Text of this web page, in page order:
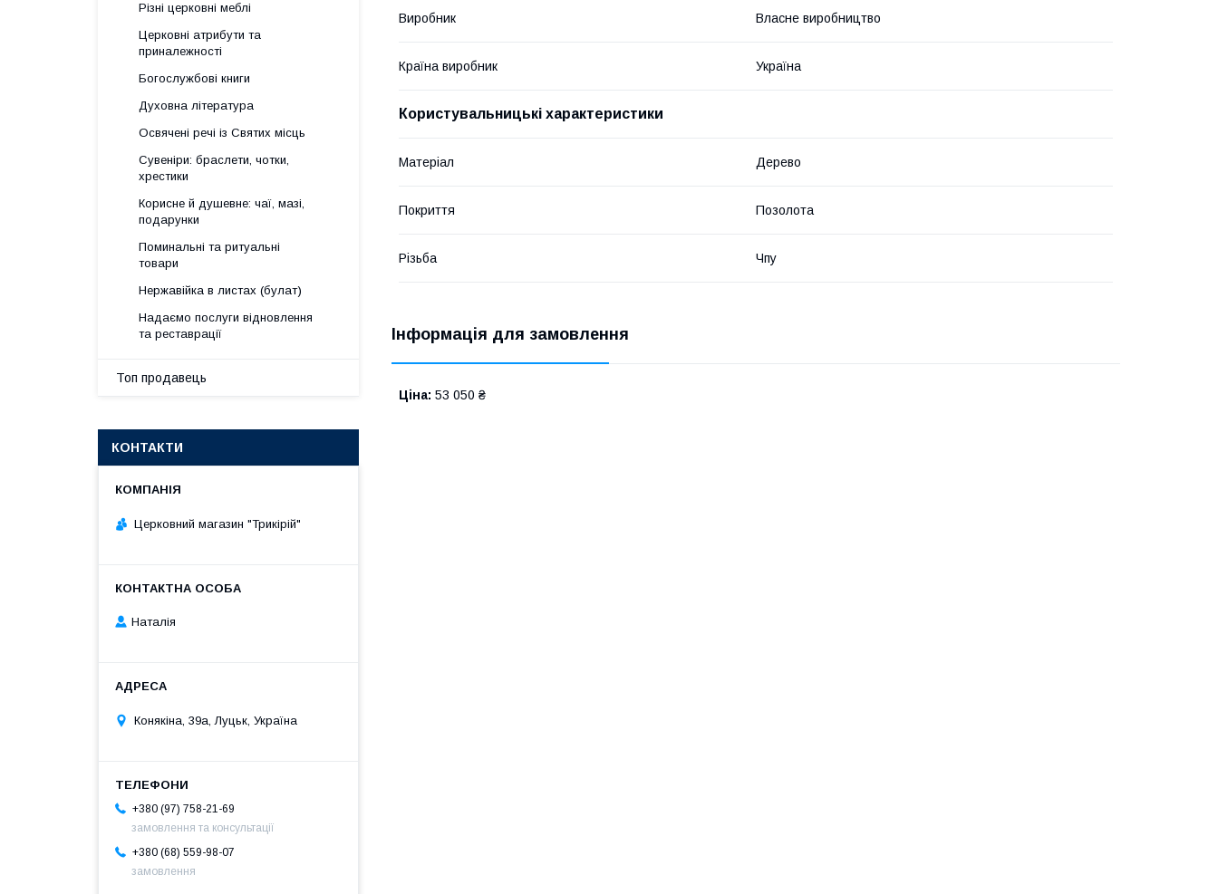
Виробник Власне виробництво
Країна виробник Україна
Користувальницькі характеристики
Матеріал Дерево
Покриття Позолота
Різьба Чпу
Інформація для замовлення
Ціна: 53 050 ₴
Різні церковні меблі
Церковні атрибути та
приналежності
Богослужбові книги
Духовна література
Освячені речі із Святих місць
Сувеніри: браслети, чотки,
хрестики
Корисне й душевне: чаї, мазі,
подарунки
Поминальні та ритуальні
товари
Нержавійка в листах (булат)
Надаємо послуги відновлення
та реставрації
Топ продавець
КОНТАКТИ
Церковний магазин "Трикірій"
Наталія
Конякіна, 39а, Луцьк, Україна
+380 (97) 758-21-69
замовлення та консультації
+380 (68) 559-98-07
замовлення